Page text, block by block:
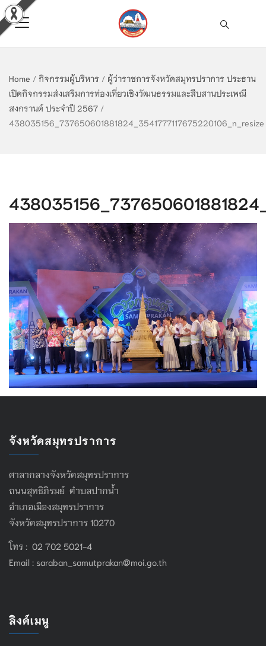
Home / กิจกรรมผู้บริหาร / ผู้ว่าราชการจังหวัดสมุทรปราการ ประธาน
เปิดกิจกรรมส่งเสริมการท่องเที่ยวเชิงวัฒนธรรมและสืบสานประเพณี
สงกรานต์ ประจำปี 2567 /
438035156_737650601881824_3541777117675220106_n_resize
จังหวัดสมุทรปราการ
ศาลากลางจังหวัดสมุทรปราการ
ถนนสุทธิภิรมย์ ตำบลปากน้ำ
อำเภอเมืองสมุทรปราการ
จังหวัดสมุทรปราการ 10270
โทร : 02 702 5021-4
Email : saraban_samutprakan@moi.go.th
ลิงค์เมนู